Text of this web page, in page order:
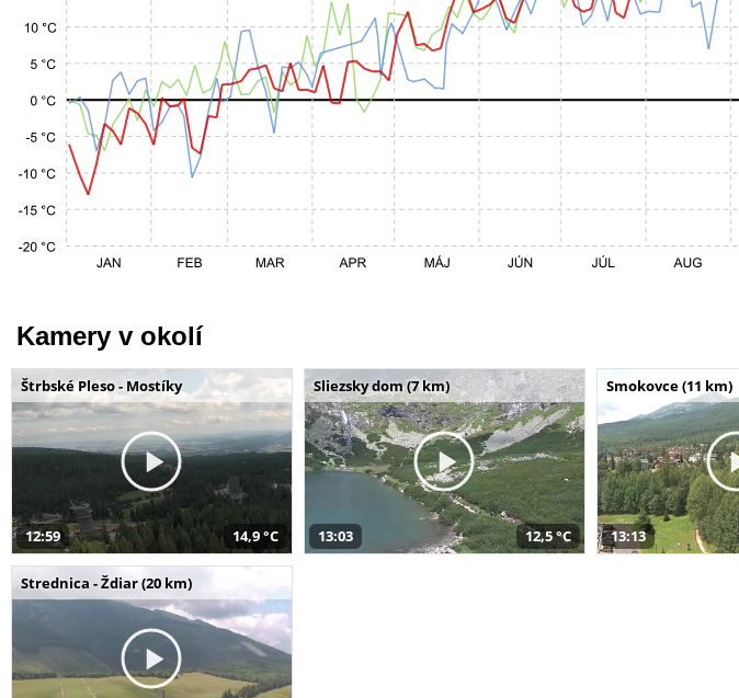
Kamery v okolí
Štrbské Pleso - Mostíky
12:59 14,9 °C
Sliezsky dom (7 km)
13:03 12,5 °C
Smokovce (11 km)
13:13
Strednica - Ždiar (20 km)